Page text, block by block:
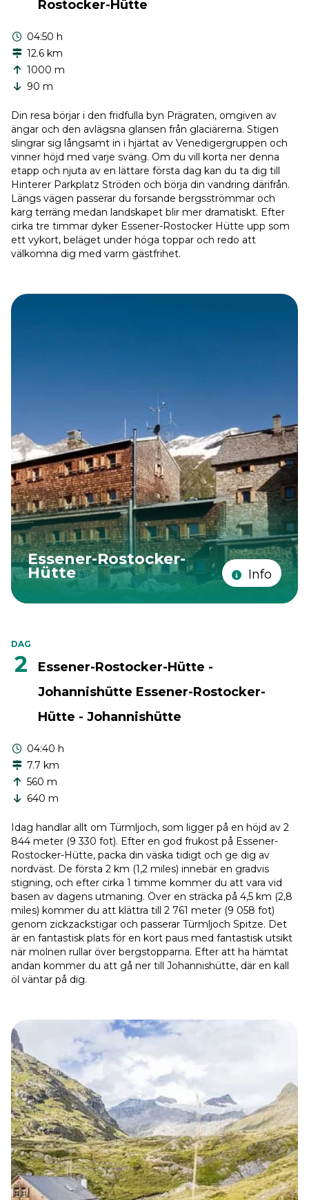
Rostocker-Hütte
04:50 h
12.6 km
1000 m
90 m
Din resa börjar i den fridfulla byn Prägraten, omgiven av
ängar och den avlägsna glansen från glaciärerna. Stigen
slingrar sig långsamt in i hjärtat av Venedigergruppen och
vinner höjd med varje sväng. Om du vill korta ner denna
etapp och njuta av en lättare första dag kan du ta dig till
Hinterer Parkplatz Ströden och börja din vandring därifrån.
Längs vägen passerar du forsande bergsströmmar och
karg terräng medan landskapet blir mer dramatiskt. Efter
cirka tre timmar dyker Essener-Rostocker Hütte upp som
ett vykort, beläget under höga toppar och redo att
välkomna dig med varm gästfrihet.
Essener-Rostocker-
Hütte Info
DAG
2
Essener-Rostocker-Hütte -
Johannishütte Essener-Rostocker-
Hütte - Johannishütte
04:40 h
7.7 km
560 m
640 m
Idag handlar allt om Türmljoch, som ligger på en höjd av 2
844 meter (9 330 fot). Efter en god frukost på Essener-
Rostocker-Hütte, packa din väska tidigt och ge dig av
nordväst. De första 2 km (1,2 miles) innebär en gradvis
stigning, och efter cirka 1 timme kommer du att vara vid
basen av dagens utmaning. Över en sträcka på 4,5 km (2,8
miles) kommer du att klättra till 2 761 meter (9 058 fot)
genom zickzackstigar och passerar Türmljoch Spitze. Det
är en fantastisk plats för en kort paus med fantastisk utsikt
när molnen rullar över bergstopparna. Efter att ha hämtat
andan kommer du att gå ner till Johannishütte, där en kall
öl väntar på dig.